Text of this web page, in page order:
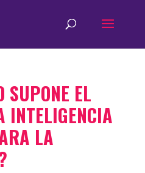
SUPONE EL
INTELIGENCIA
LA